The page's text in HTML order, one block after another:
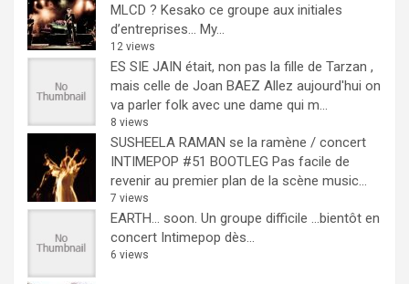
MLCD ? Kesako ce groupe aux initiales
d’entreprises… My...
12 views
ES SIE JAIN était, non pas la fille de Tarzan ,
mais celle de Joan BAEZ Allez aujourd'hui on
va parler folk avec une dame qui m...
8 views
SUSHEELA RAMAN se la ramène / concert
INTIMEPOP #51 BOOTLEG Pas facile de
revenir au premier plan de la scène music...
7 views
EARTH… soon. Un groupe difficile ...bientôt en
concert Intimepop dès...
6 views